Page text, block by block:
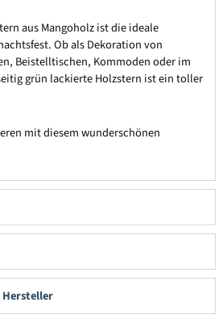
aus Mangoholz ist die ideale
Ob als Dekoration von
Beistelltischen, Kommoden oder im
grün lackierte Holzstern ist ein toller
mit diesem wunderschönen